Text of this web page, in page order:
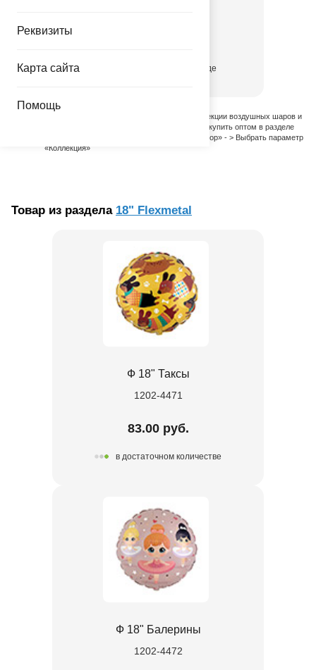
Реквизиты
Карта сайта
Помощь
присутствует на складе
Полный список наименований в данной Коллекции воздушных шаров и
товаров для праздника вы можете выбрать и купить оптом в разделе
«Продукция и Услуги» - > «Расширенный Выбор» - > Выбрать параметр
«Коллекция»
Товар из раздела 18" Flexmetal
Ф 18" Таксы
1202-4471
83.00 руб.
в достаточном количестве
Ф 18" Балерины
1202-4472